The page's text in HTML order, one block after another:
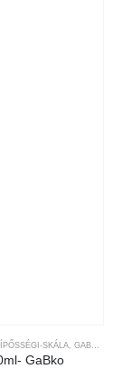
SKÁLA, GABKO
GaBko